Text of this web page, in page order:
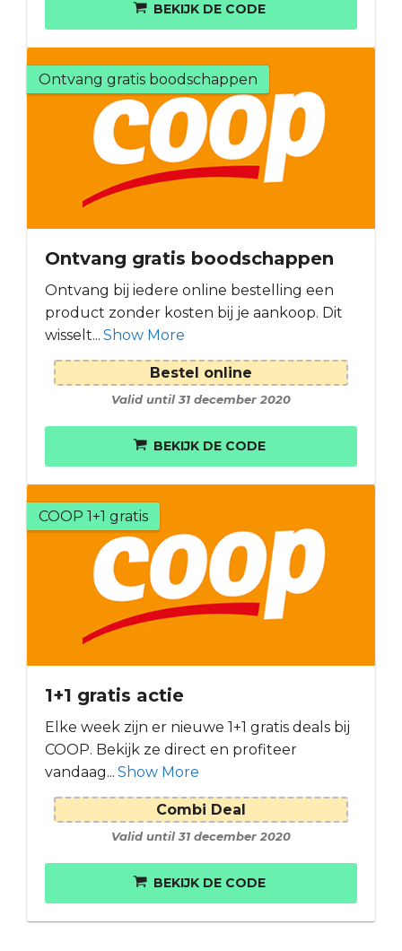
BEKIJK DE CODE
Ontvang gratis boodschappen
Ontvang gratis boodschappen
Ontvang bij iedere online bestelling een
product zonder kosten bij je aankoop. Dit
wisselt... Show More
Bestel online
Valid until 31 december 2020
BEKIJK DE CODE
COOP 1+1 gratis
1+1 gratis actie
Elke week zijn er nieuwe 1+1 gratis deals bij
COOP. Bekijk ze direct en profiteer
vandaag... Show More
Combi Deal
Valid until 31 december 2020
BEKIJK DE CODE